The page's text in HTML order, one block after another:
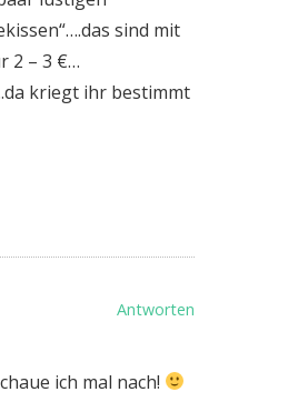
sind mit
2 – 3 €…
kriegt ihr bestimmt
Antworten
ich mal nach!